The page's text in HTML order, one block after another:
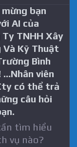
mừng bạn
AI của
Ty TNHH Xây
Và Kỹ Thuật
Bình
…Nhân viên
có thể trả
câu hỏi
tìm hiểu
vụ nào?